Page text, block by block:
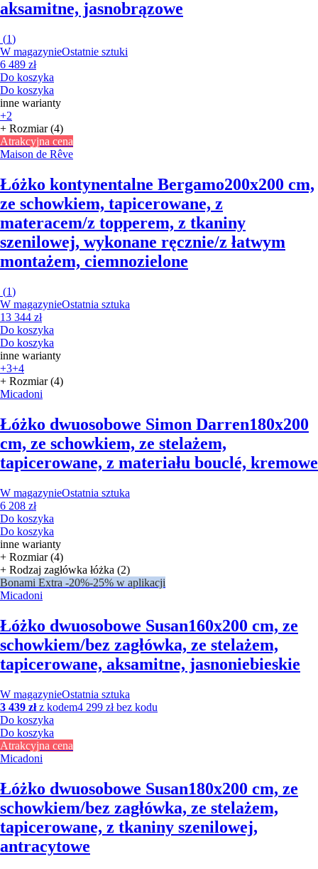
aksamitne, jasnobrązowe
(1)
W magazynieOstatnie sztuki
6 489 zł
Do koszyka
Do koszyka
inne warianty
+2
+ Rozmiar (4)
Atrakcyjna cena
Maison de Rêve
Łóżko kontynentalne Bergamo200x200 cm,
ze schowkiem, tapicerowane, z
materacem/z topperem, z tkaniny
szenilowej, wykonane ręcznie/z łatwym
montażem, ciemnozielone
(1)
W magazynieOstatnia sztuka
13 344 zł
Do koszyka
Do koszyka
inne warianty
+3+4
+ Rozmiar (4)
Micadoni
Łóżko dwuosobowe Simon Darren180x200
cm, ze schowkiem, ze stelażem,
tapicerowane, z materiału bouclé, kremowe
W magazynieOstatnia sztuka
6 208 zł
Do koszyka
Do koszyka
inne warianty
+ Rozmiar (4)
+ Rodzaj zagłówka łóżka (2)
Bonami Extra -20%-25% w aplikacji
Micadoni
Łóżko dwuosobowe Susan160x200 cm, ze
schowkiem/bez zagłówka, ze stelażem,
tapicerowane, aksamitne, jasnoniebieskie
W magazynieOstatnia sztuka
3 439 złz kodem4 299 zł bez kodu
Do koszyka
Do koszyka
Atrakcyjna cena
Micadoni
Łóżko dwuosobowe Susan180x200 cm, ze
schowkiem/bez zagłówka, ze stelażem,
tapicerowane, z tkaniny szenilowej,
antracytowe